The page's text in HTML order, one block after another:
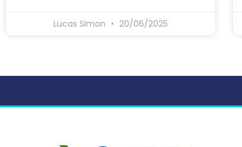
Lucas Simon 20/06/2025